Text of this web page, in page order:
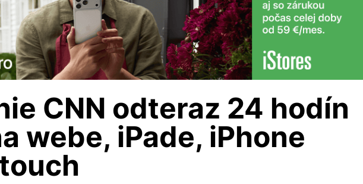
CNN odteraz 24 hodín
webe, iPade, iPhone